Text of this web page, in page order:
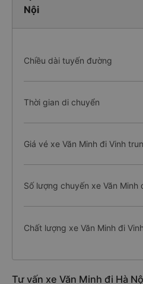
Nội
Chiều dài tuyến đường
Thời gian di chuyển
Giá vé xe Văn Minh đi Vinh
Số lượng chuyến xe Văn Minh
Chất lượng xe Văn Minh đi Vinh
Tư vấn xe Văn Minh đi Hà